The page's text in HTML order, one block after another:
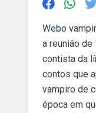
Webo
a reunião de
contista da
contos que
vampiro de
época em